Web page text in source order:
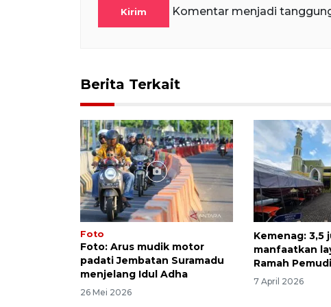
Kirim Komentar menjadi
Berita Terkait
Foto
Foto: Arus mudik motor
padati Jembatan Suramadu
menjelang Idul Adha
26 Mei 2026
Kemenag: 3,5
manfaatkan
Ramah
7 April 2026